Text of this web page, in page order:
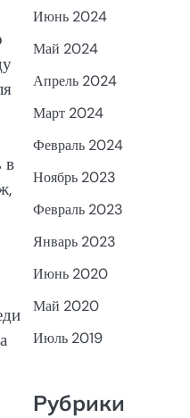
в
Июнь 2024
Май 2024
Апрель 2024
Март 2024
Февраль 2024
Ноябрь 2023
Февраль 2023
Январь 2023
Июнь 2020
Май 2020
Июль 2019
Рубрики